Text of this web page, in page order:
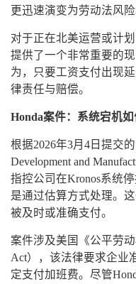
更迅速演变为劳动法风险
对于正在北美运营或计
提供了一个非常重要的
为，只要工资支付出现
律责任与赔偿。
Honda案件：系统宕机
根据2026年3月4日提交
Development and
指控公司在Kronos系统
是通过估算方式处理。
被及时或准确支付。
案件涉及美国《公平劳动
Act），该法律要求企业
定支付加班费。尽管